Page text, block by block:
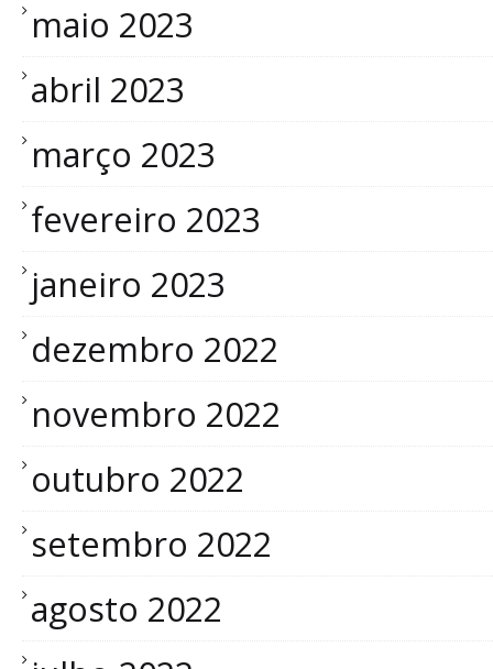
maio 2023
abril 2023
março 2023
fevereiro 2023
janeiro 2023
dezembro 2022
novembro 2022
outubro 2022
setembro 2022
agosto 2022